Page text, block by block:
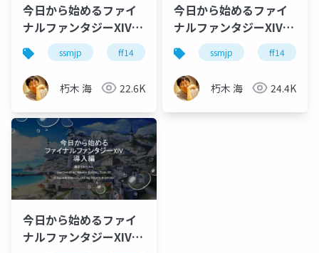
今日から始めるファイ
ナルファンタジーXIV ~
クライアントテクノロ
ジー編
ssmjp ff14 ゲーム開発
朽木 海 22.6K
今日から始めるファイ
ナルファンタジーXIV ~
サーバーテクノロジー
編
ssmjp ff14
朽木 海 24.4K
今日から始めるファイ
ナルファンタジーXIV -